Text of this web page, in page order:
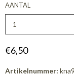
AANTAL
€6,50
Artikelnummer: